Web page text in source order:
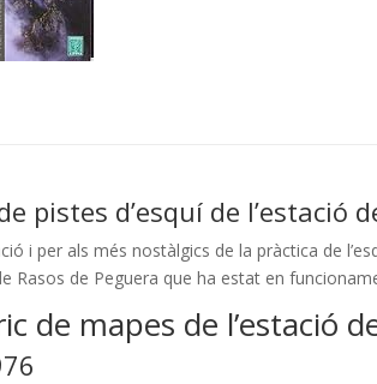
pistes d’esquí de l’estació
i per als més nostàlgics de la pràctica de
Rasos de Peguera que ha estat en
de mapes de l’estació